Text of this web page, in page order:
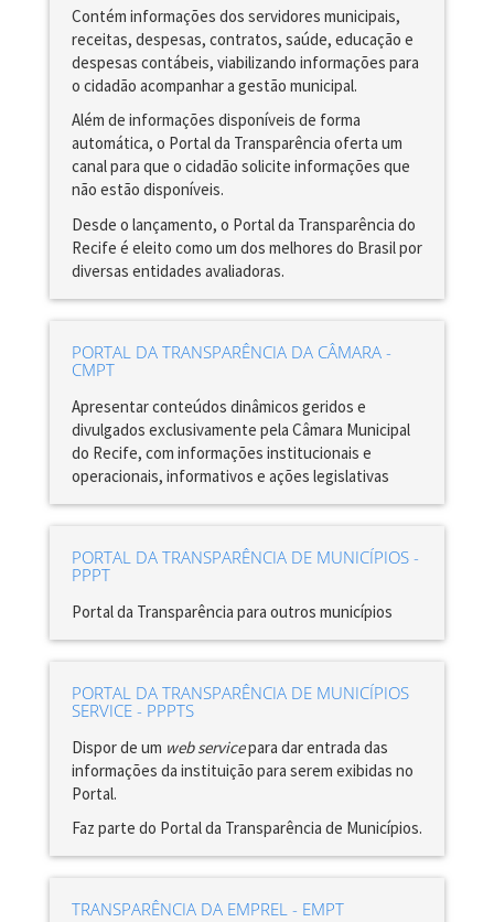
Contém informações dos servidores municipais,
receitas, despesas, contratos, saúde, educação e
despesas contábeis, viabilizando informações para
o cidadão acompanhar a gestão municipal.
Além de informações disponíveis de forma
automática, o Portal da Transparência oferta um
canal para que o cidadão solicite informações que
não estão disponíveis.
Desde o lançamento, o Portal da Transparência do
Recife é eleito como um dos melhores do Brasil por
diversas entidades avaliadoras.
PORTAL DA TRANSPARÊNCIA DA CÂMARA -
CMPT
Apresentar conteúdos dinâmicos geridos e
divulgados exclusivamente pela Câmara Municipal
do Recife, com informações institucionais e
operacionais, informativos e ações legislativas
PORTAL DA TRANSPARÊNCIA DE MUNICÍPIOS -
PPPT
Portal da Transparência para outros municípios
PORTAL DA TRANSPARÊNCIA DE MUNICÍPIOS
SERVICE - PPPTS
Dispor de um web servicepara dar entrada das
informações da instituição para serem exibidas no
Portal.
Faz parte do Portal da Transparência de Municípios.
TRANSPARÊNCIA DA EMPREL - EMPT